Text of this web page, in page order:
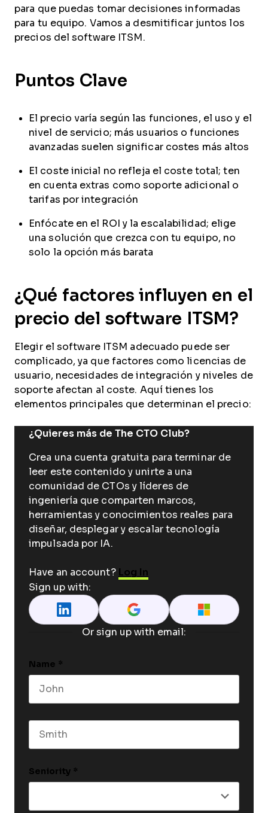
para que puedas tomar decisiones informadas
para tu equipo. Vamos a desmitificar juntos los
precios del software ITSM.
Puntos Clave
El precio varía según las funciones, el uso y el
nivel de servicio; más usuarios o funciones
avanzadas suelen significar costes más altos
El coste inicial no refleja el coste total; ten
en cuenta extras como soporte adicional o
tarifas por integración
Enfócate en el ROI y la escalabilidad; elige
una solución que crezca con tu equipo, no
solo la opción más barata
¿Qué factores influyen en el
precio del software ITSM?
Elegir el software ITSM adecuado puede ser
complicado, ya que factores como licencias de
usuario, necesidades de integración y niveles de
soporte afectan al coste. Aquí tienes los
elementos principales que determinan el precio:
¿Quieres más de The CTO Club?
Crea una cuenta gratuita para terminar de
leer este contenido y unirte a una
comunidad de CTOs y líderes de
ingeniería que comparten marcos,
herramientas y conocimientos reales para
diseñar, desplegar y escalar tecnología
impulsada por IA.
Have an account? Log In
Sign up with:
Or sign up with email:
Name *
Seniority *